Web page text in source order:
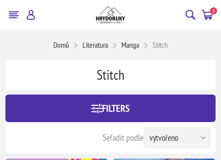
0
Domů Literatura Manga Stitch
Stitch
FILTERS
Seřadit podle